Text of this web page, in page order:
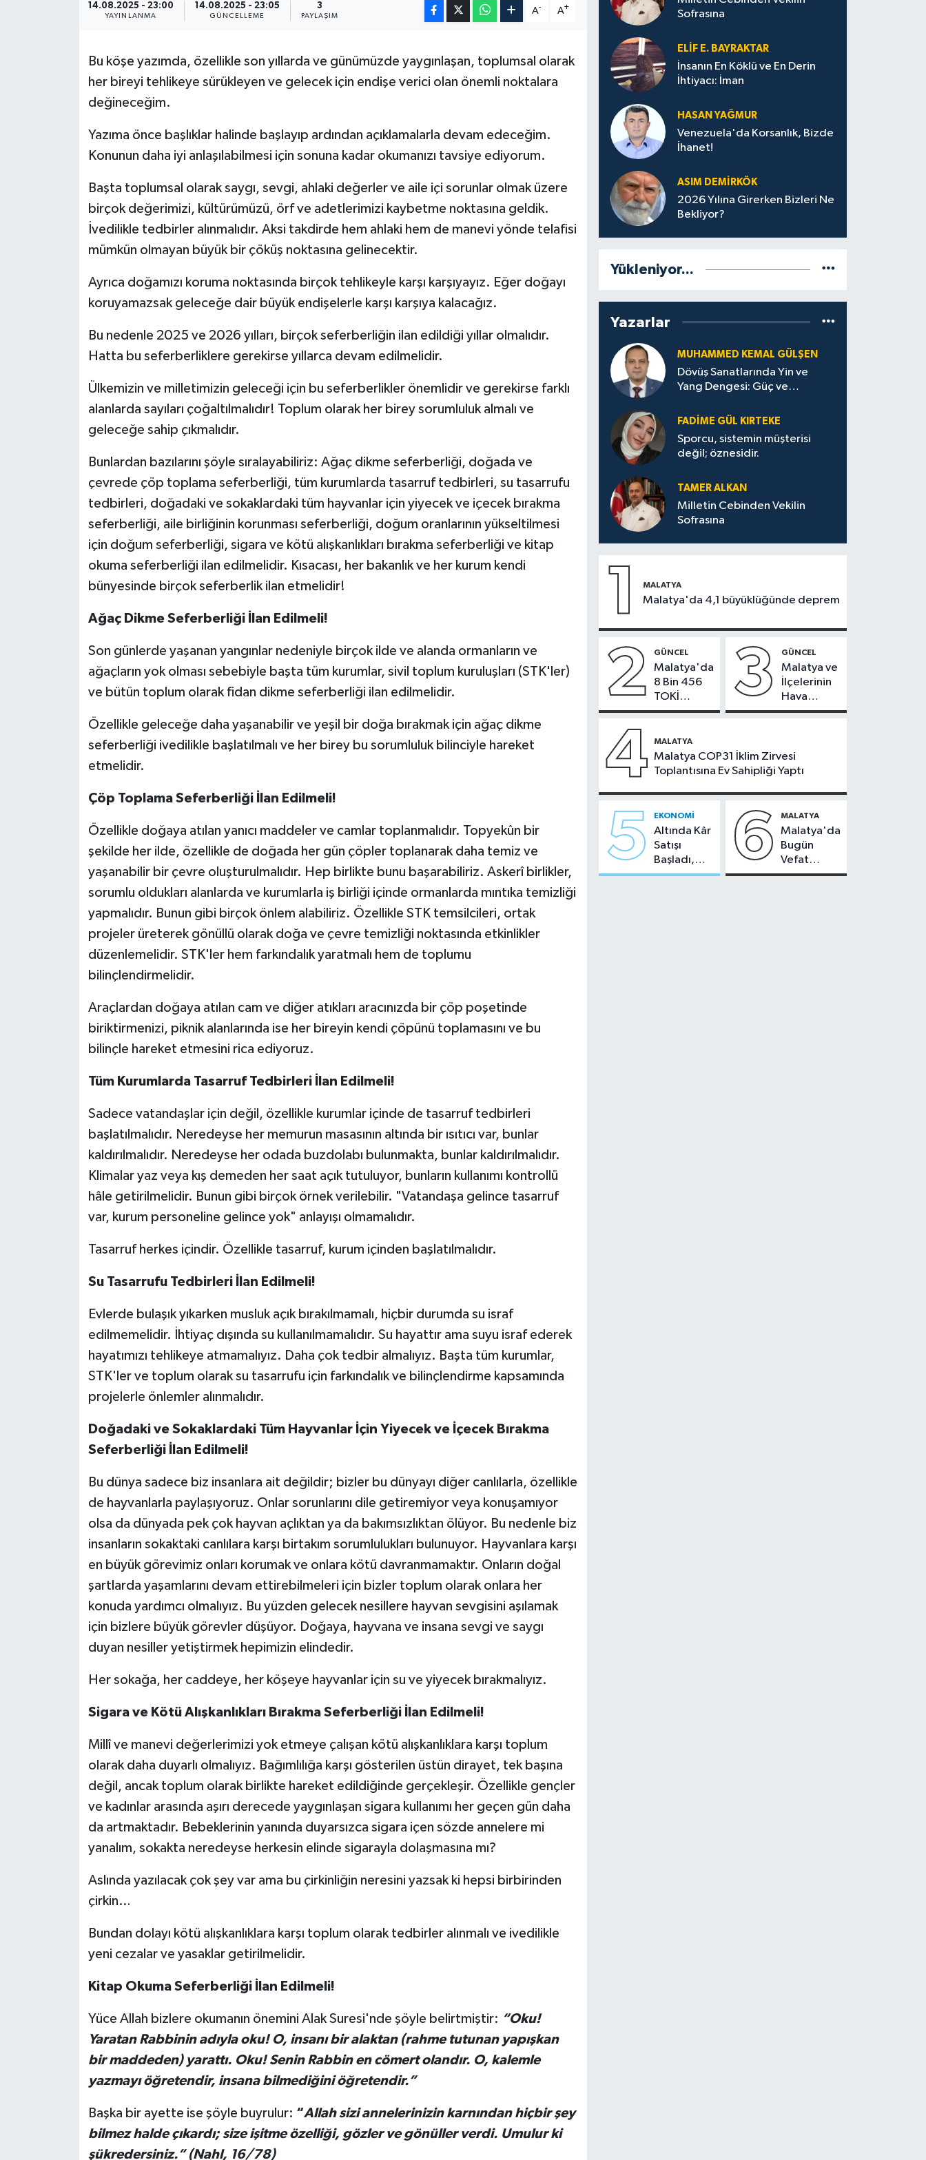
14.08.2025 - 23:00
YAYINLANMA
14.08.2025 - 23:05
GÜNCELLEME
3
PAYLAŞIM
A- A+
Bu köşe yazımda, özellikle son yıllarda ve günümüzde yaygınlaşan, toplumsal olarak
her bireyi tehlikeye sürükleyen ve gelecek için endişe verici olan önemli noktalara
değineceğim.
Yazıma önce başlıklar halinde başlayıp ardından açıklamalarla devam edeceğim.
Konunun daha iyi anlaşılabilmesi için sonuna kadar okumanızı tavsiye ediyorum.
Başta toplumsal olarak saygı, sevgi, ahlaki değerler ve aile içi sorunlar olmak üzere
birçok değerimizi, kültürümüzü, örf ve adetlerimizi kaybetme noktasına geldik.
İvedilikle tedbirler alınmalıdır. Aksi takdirde hem ahlaki hem de manevi yönde telafisi
mümkün olmayan büyük bir çöküş noktasına gelinecektir.
Ayrıca doğamızı koruma noktasında birçok tehlikeyle karşı karşıyayız. Eğer doğayı
koruyamazsak geleceğe dair büyük endişelerle karşı karşıya kalacağız.
Bu nedenle 2025 ve 2026 yılları, birçok seferberliğin ilan edildiği yıllar olmalıdır.
Hatta bu seferberliklere gerekirse yıllarca devam edilmelidir.
Ülkemizin ve milletimizin geleceği için bu seferberlikler önemlidir ve gerekirse farklı
alanlarda sayıları çoğaltılmalıdır! Toplum olarak her birey sorumluluk almalı ve
geleceğe sahip çıkmalıdır.
Bunlardan bazılarını şöyle sıralayabiliriz: Ağaç dikme seferberliği, doğada ve
çevrede çöp toplama seferberliği, tüm kurumlarda tasarruf tedbirleri, su tasarrufu
tedbirleri, doğadaki ve sokaklardaki tüm hayvanlar için yiyecek ve içecek bırakma
seferberliği, aile birliğinin korunması seferberliği, doğum oranlarının yükseltilmesi
için doğum seferberliği, sigara ve kötü alışkanlıkları bırakma seferberliği ve kitap
okuma seferberliği ilan edilmelidir. Kısacası, her bakanlık ve her kurum kendi
bünyesinde birçok seferberlik ilan etmelidir!
Ağaç Dikme Seferberliği İlan Edilmeli!
Son günlerde yaşanan yangınlar nedeniyle birçok ilde ve alanda ormanların ve
ağaçların yok olması sebebiyle başta tüm kurumlar, sivil toplum kuruluşları (STK'ler)
ve bütün toplum olarak fidan dikme seferberliği ilan edilmelidir.
Özellikle geleceğe daha yaşanabilir ve yeşil bir doğa bırakmak için ağaç dikme
seferberliği ivedilikle başlatılmalı ve her birey bu sorumluluk bilinciyle hareket
etmelidir.
Çöp Toplama Seferberliği İlan Edilmeli!
Özellikle doğaya atılan yanıcı maddeler ve camlar toplanmalıdır. Topyekûn bir
şekilde her ilde, özellikle de doğada her gün çöpler toplanarak daha temiz ve
yaşanabilir bir çevre oluşturulmalıdır. Hep birlikte bunu başarabiliriz. Askerî birlikler,
sorumlu oldukları alanlarda ve kurumlarla iş birliği içinde ormanlarda mıntıka temizliği
yapmalıdır. Bunun gibi birçok önlem alabiliriz. Özellikle STK temsilcileri, ortak
projeler üreterek gönüllü olarak doğa ve çevre temizliği noktasında etkinlikler
düzenlemelidir. STK'ler hem farkındalık yaratmalı hem de toplumu
bilinçlendirmelidir.
Araçlardan doğaya atılan cam ve diğer atıkları aracınızda bir çöp poşetinde
biriktirmenizi, piknik alanlarında ise her bireyin kendi çöpünü toplamasını ve bu
bilinçle hareket etmesini rica ediyoruz.
Tüm Kurumlarda Tasarruf Tedbirleri İlan Edilmeli!
Sadece vatandaşlar için değil, özellikle kurumlar içinde de tasarruf tedbirleri
başlatılmalıdır. Neredeyse her memurun masasının altında bir ısıtıcı var, bunlar
kaldırılmalıdır. Neredeyse her odada buzdolabı bulunmakta, bunlar kaldırılmalıdır.
Klimalar yaz veya kış demeden her saat açık tutuluyor, bunların kullanımı kontrollü
hâle getirilmelidir. Bunun gibi birçok örnek verilebilir. "Vatandaşa gelince tasarruf
var, kurum personeline gelince yok" anlayışı olmamalıdır.
Tasarruf herkes içindir. Özellikle tasarruf, kurum içinden başlatılmalıdır.
Su Tasarrufu Tedbirleri İlan Edilmeli!
Evlerde bulaşık yıkarken musluk açık bırakılmamalı, hiçbir durumda su israf
edilmemelidir. İhtiyaç dışında su kullanılmamalıdır. Su hayattır ama suyu israf ederek
hayatımızı tehlikeye atmamalıyız. Daha çok tedbir almalıyız. Başta tüm kurumlar,
STK'ler ve toplum olarak su tasarrufu için farkındalık ve bilinçlendirme kapsamında
projelerle önlemler alınmalıdır.
Doğadaki ve Sokaklardaki Tüm Hayvanlar İçin Yiyecek ve İçecek Bırakma
Seferberliği İlan Edilmeli!
Bu dünya sadece biz insanlara ait değildir; bizler bu dünyayı diğer canlılarla, özellikle
de hayvanlarla paylaşıyoruz. Onlar sorunlarını dile getiremiyor veya konuşamıyor
olsa da dünyada pek çok hayvan açlıktan ya da bakımsızlıktan ölüyor. Bu nedenle biz
insanların sokaktaki canlılara karşı birtakım sorumlulukları bulunuyor. Hayvanlara karşı
en büyük görevimiz onları korumak ve onlara kötü davranmamaktır. Onların doğal
şartlarda yaşamlarını devam ettirebilmeleri için bizler toplum olarak onlara her
konuda yardımcı olmalıyız. Bu yüzden gelecek nesillere hayvan sevgisini aşılamak
için bizlere büyük görevler düşüyor. Doğaya, hayvana ve insana sevgi ve saygı
duyan nesiller yetiştirmek hepimizin elindedir.
Her sokağa, her caddeye, her köşeye hayvanlar için su ve yiyecek bırakmalıyız.
Sigara ve Kötü Alışkanlıkları Bırakma Seferberliği İlan Edilmeli!
Millî ve manevi değerlerimizi yok etmeye çalışan kötü alışkanlıklara karşı toplum
olarak daha duyarlı olmalıyız. Bağımlılığa karşı gösterilen üstün dirayet, tek başına
değil, ancak toplum olarak birlikte hareket edildiğinde gerçekleşir. Özellikle gençler
ve kadınlar arasında aşırı derecede yaygınlaşan sigara kullanımı her geçen gün daha
da artmaktadır. Bebeklerinin yanında duyarsızca sigara içen sözde annelere mi
yanalım, sokakta neredeyse herkesin elinde sigarayla dolaşmasına mı?
Aslında yazılacak çok şey var ama bu çirkinliğin neresini yazsak ki hepsi birbirinden
çirkin…
Bundan dolayı kötü alışkanlıklara karşı toplum olarak tedbirler alınmalı ve ivedilikle
yeni cezalar ve yasaklar getirilmelidir.
Kitap Okuma Seferberliği İlan Edilmeli!
Yüce Allah bizlere okumanın önemini Alak Suresi'nde şöyle belirtmiştir: “Oku!
Yaratan Rabbinin adıyla oku! O, insanı bir alaktan (rahme tutunan yapışkan
bir maddeden) yarattı. Oku! Senin Rabbin en cömert olandır. O, kalemle
yazmayı öğretendir, insana bilmediğini öğretendir.”
Başka bir ayette ise şöyle buyrulur: “Allah sizi annelerinizin karnından hiçbir şey
bilmez halde çıkardı; size işitme özelliği, gözler ve gönüller verdi. Umulur ki
şükredersiniz.” (Nahl, 16/78)
Sofrasına
ELIF E. BAYRAKTAR
İnsanın En Köklü ve En Derin
İhtiyacı: İman
HASAN YAĞMUR
Venezuela'da Korsanlık, Bizde
İhanet!
ASIM DEMIRKÖK
2026 Yılına Girerken Bizleri Ne
Bekliyor?
Yükleniyor...
Yazarlar
MUHAMMED KEMAL GÜLŞEN
Dövüş Sanatlarında Yin ve
Yang Dengesi: Güç ve
FADIME GÜL KIRTEKE
Sporcu, sistemin müşterisi
değil; öznesidir.
TAMER ALKAN
Milletin Cebinden Vekilin
Sofrasına
1 MALATYA
Malatya'da 4,1 büyüklüğünde deprem
2 GÜNCEL
Malatya'da
8 Bin 456
TOKİ
Konutunun
Bugün
Çekiliyor
3 GÜNCEL
Malatya ve
İlçelerinin
Hava
Durumu -
2026
4 MALATYA
Malatya COP31 İklim Zirvesi
Toplantısına Ev Sahipliği Yaptı
5 EKONOMI
Altında Kâr
Satışı
Başladı,
Malatya'da
6 MALATYA
Malatya'da
Bugün
Vefat
Edenler -
Teknoloji